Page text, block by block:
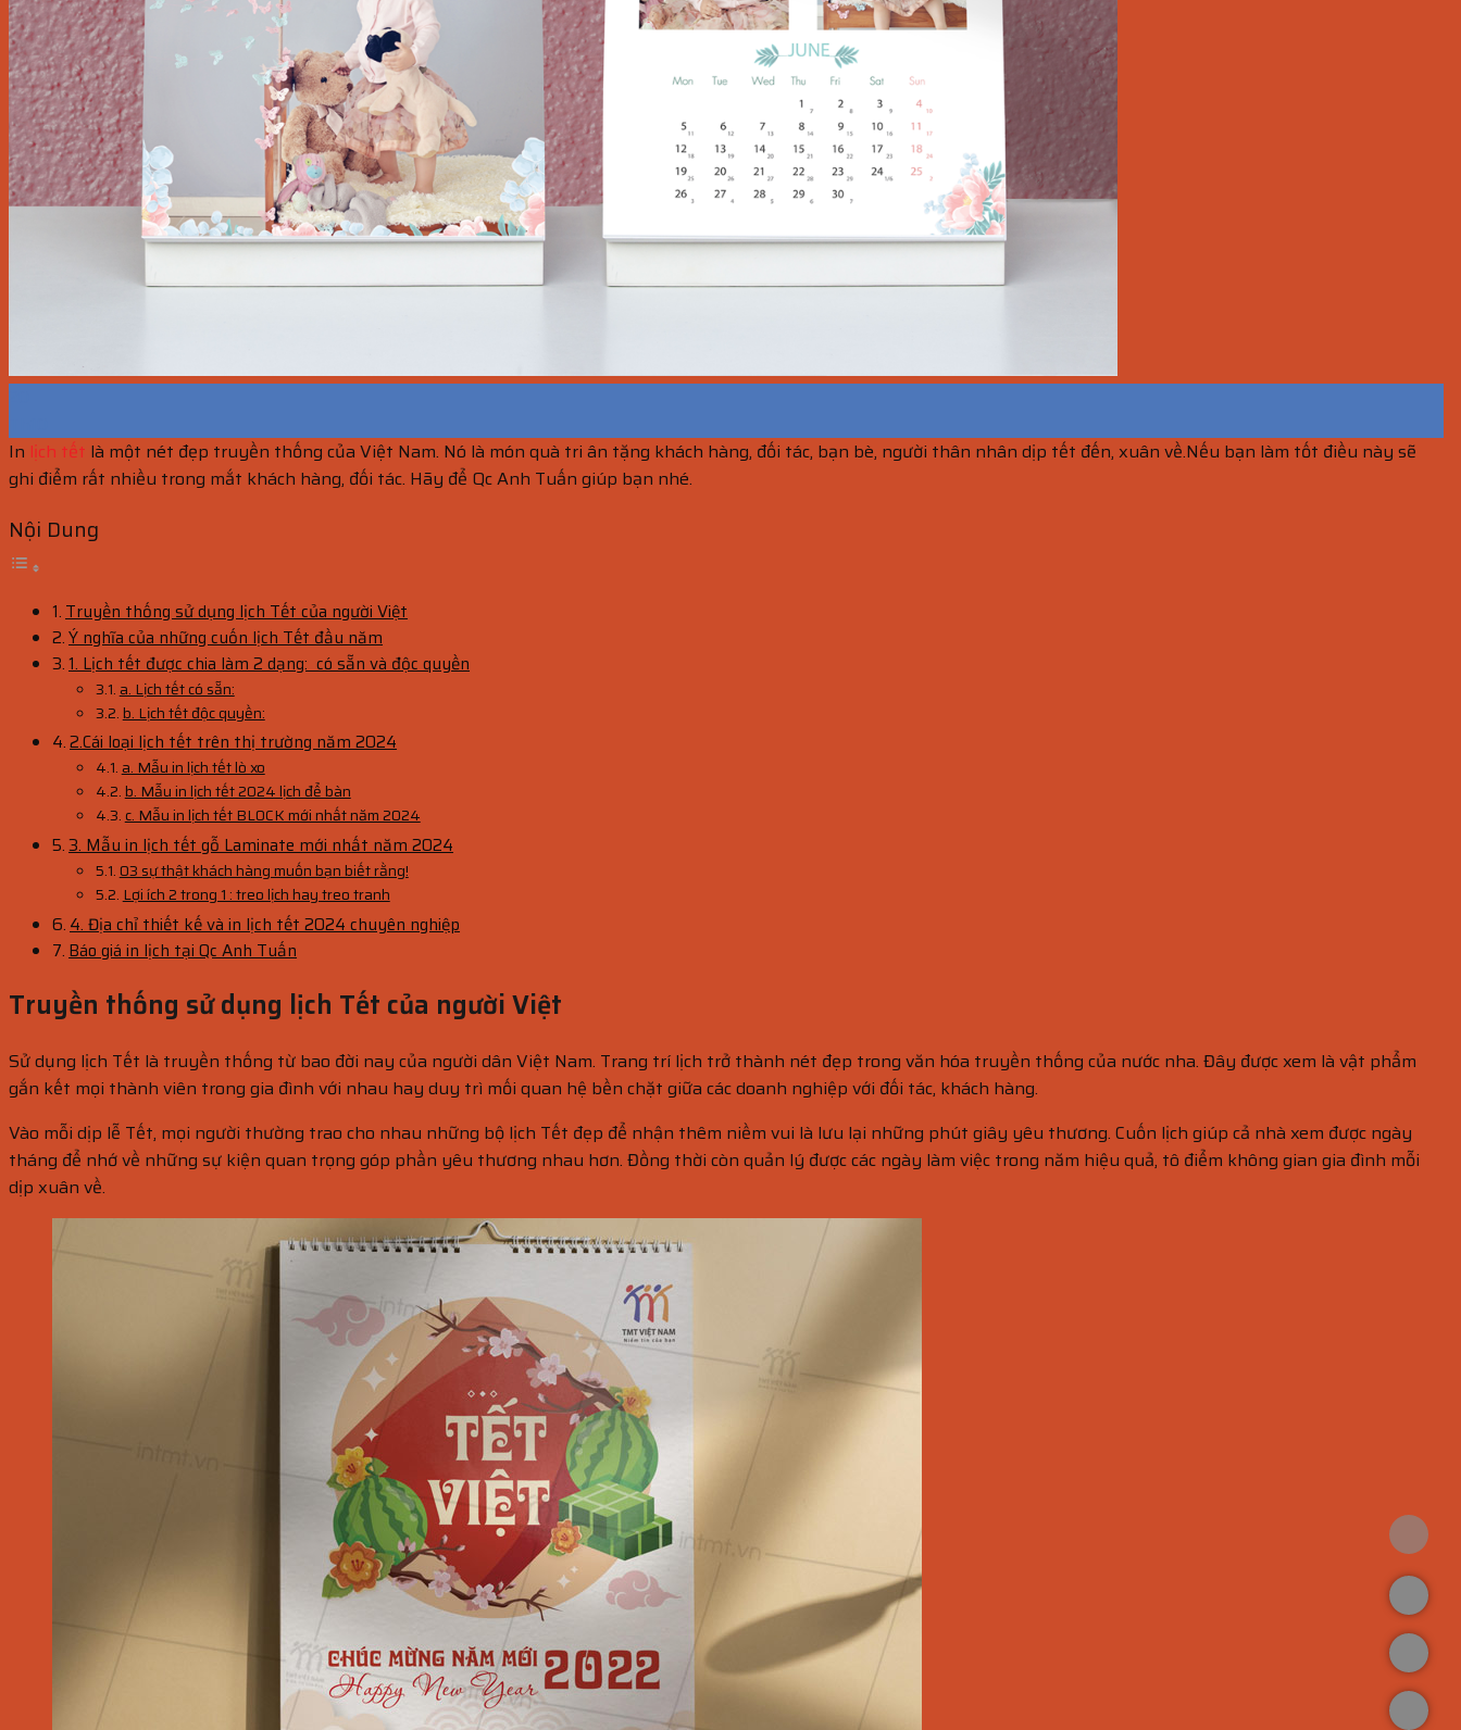
In lịch tết là một nét đẹp truyền thống của Việt Nam. Nó là món quà tri ân tặng khách hàng, đối tác, bạn bè, người thân nhân dịp tết đến, xuân về.Nếu bạn làm tốt điều này sẽ
ghi điểm rất nhiều trong mắt khách hàng, đối tác. Hãy để Qc Anh Tuấn giúp bạn nhé.
Nội Dung
Truyền thống sử dụng lịch Tết của người Việt
Ý nghĩa của những cuốn lịch Tết đầu năm
1. Lịch tết được chia làm 2 dạng: có sẵn và độc quyền
a. Lịch tết có sẵn:
b. Lịch tết độc quyền:
2.Cái loại lịch tết trên thị trường năm 2024
a. Mẫu in lịch tết lò xo
b. Mẫu in lịch tết 2024 lịch để bàn
c. Mẫu in lịch tết BLOCK mới nhất năm 2024
3. Mẫu in lịch tết gỗ Laminate mới nhất năm 2024
03 sự thật khách hàng muốn bạn biết rằng!
Lợi ích 2 trong 1 : treo lịch hay treo tranh
4. Địa chỉ thiết kế và in lịch tết 2024 chuyên nghiệp
Báo giá in lịch tại Qc Anh Tuấn
Truyền thống sử dụng lịch Tết của người Việt
Sử dụng lịch Tết là truyền thống từ bao đời nay của người dân Việt Nam. Trang trí lịch trở thành nét đẹp trong văn hóa truyền thống của nước nha. Đây được xem là vật phẩm
gắn kết mọi thành viên trong gia đình với nhau hay duy trì mối quan hệ bền chặt giữa các doanh nghiệp với đối tác, khách hàng.
Vào mỗi dịp lễ Tết, mọi người thường trao cho nhau những bộ lịch Tết đẹp để nhận thêm niềm vui là lưu lại những phút giây yêu thương. Cuốn lịch giúp cả nhà xem được ngày
tháng để nhớ về những sự kiện quan trọng góp phần yêu thương nhau hơn. Đồng thời còn quản lý được các ngày làm việc trong năm hiệu quả, tô điểm không gian gia đình mỗi
dịp xuân về.